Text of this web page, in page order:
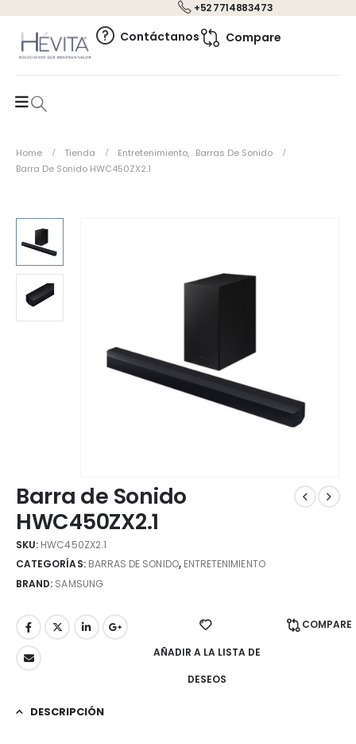
+52 7714883473
Contáctanos Compare
Home Tienda Entretenimiento, Barras De Sonido
Barra De Sonido HWC450ZX2.1
Barra de Sonido
HWC450ZX2.1
SKU: HWC450ZX2.1
CATEGORÍAS: BARRAS DE SONIDO, ENTRETENIMIENTO
BRAND: SAMSUNG
AÑADIR A LA LISTA DE
DESEOS
COMPARE
DESCRIPCIÓN